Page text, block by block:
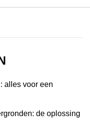
alles voor een
de oplossing